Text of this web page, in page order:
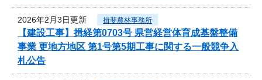
2026年2月3日更新 揖斐農林事務所
【建設工事】揖経第0703号 県営経営体育成基盤整備
事業 更地方地区 第1号第5期工事に関する一般競争入
札公告